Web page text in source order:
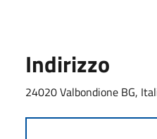
Indirizzo
24020 Valbondione BG,